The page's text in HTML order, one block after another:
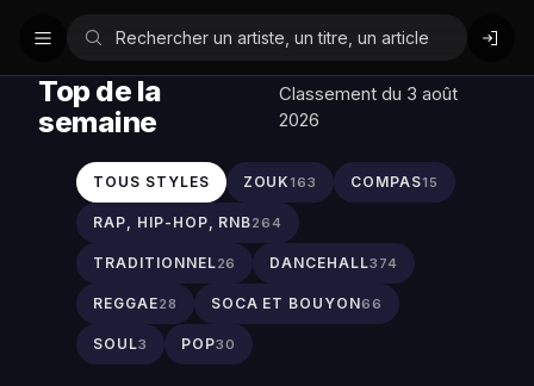
Top de la
semaine
Classement du 3 août
2026
TOUS STYLES ZOUK163 COMPAS15
RAP, HIP-HOP, RNB264
TRADITIONNEL26 DANCEHALL374
REGGAE28 SOCA ET BOUYON66
SOUL3 POP30